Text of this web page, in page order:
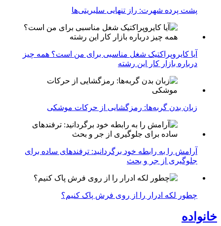
پشت پرده شهرت: راز تنهایی سلبریتی‌ها
آیا کایروپراکتیک شغل مناسبی برای من است؟ همه چیز
درباره بازار کار این رشته
زبان بدن گربه‌ها: رمزگشایی از حرکات موشکی
آرامش را به رابطه خود برگردانید: ترفندهای ساده برای
جلوگیری از جر و بحث
چطور لکه ادرار را از روی فرش پاک کنیم؟
خانواده